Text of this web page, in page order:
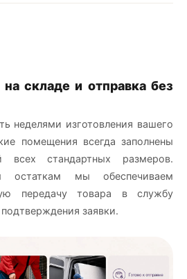
складе и отправка без
неделями изготовления вашего
помещения всегда заполнены
всех стандартных размеров.
остаткам мы обеспечиваем
передачу товара в службу
заявки.